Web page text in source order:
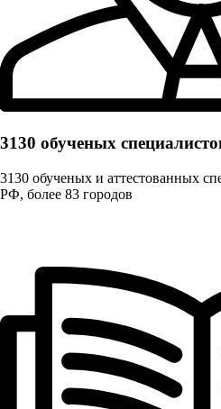
3130 обученых
3130 обученых и аттестованных
РФ, более 83 городов